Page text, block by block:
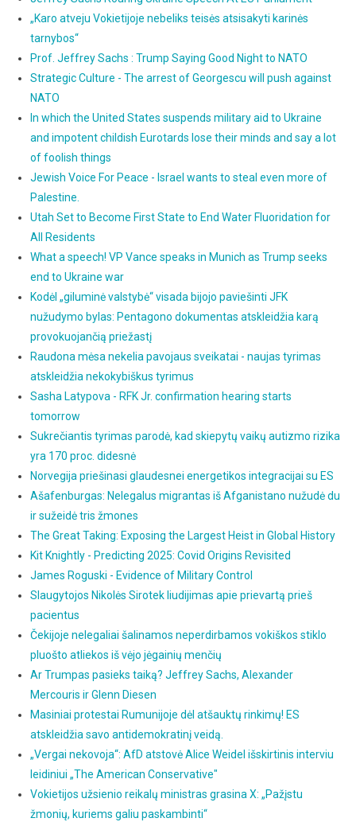
„Karo atveju Vokietijoje nebeliks teisės atsisakyti karinės
tarnybos“
Prof. Jeffrey Sachs : Trump Saying Good Night to NATO
Strategic Culture - The arrest of Georgescu will push against
NATO
In which the United States suspends military aid to Ukraine
and impotent childish Eurotards lose their minds and say a lot
of foolish things
Jewish Voice For Peace - Israel wants to steal even more of
Palestine.
Utah Set to Become First State to End Water Fluoridation for
All Residents
What a speech! VP Vance speaks in Munich as Trump seeks
end to Ukraine war
Kodėl „giluminė valstybė“ visada bijojo paviešinti JFK
nužudymo bylas: Pentagono dokumentas atskleidžia karą
provokuojančią priežastį
Raudona mėsa nekelia pavojaus sveikatai - naujas tyrimas
atskleidžia nekokybiškus tyrimus
Sasha Latypova - RFK Jr. confirmation hearing starts
tomorrow
Sukrečiantis tyrimas parodė, kad skiepytų vaikų autizmo rizika
yra 170 proc. didesnė
Norvegija priešinasi glaudesnei energetikos integracijai su ES
Ašafenburgas: Nelegalus migrantas iš Afganistano nužudė du
ir sužeidė tris žmones
The Great Taking: Exposing the Largest Heist in Global History
Kit Knightly - Predicting 2025: Covid Origins Revisited
James Roguski - Evidence of Military Control
Slaugytojos Nikolės Sirotek liudijimas apie prievartą prieš
pacientus
Čekijoje nelegaliai šalinamos neperdirbamos vokiškos stiklo
pluošto atliekos iš vėjo jėgainių menčių
Ar Trumpas pasieks taiką? Jeffrey Sachs, Alexander
Mercouris ir Glenn Diesen
Masiniai protestai Rumunijoje dėl atšauktų rinkimų! ES
atskleidžia savo antidemokratinį veidą.
„Vergai nekovoja“: AfD atstovė Alice Weidel išskirtinis interviu
leidiniui „The American Conservative"
Vokietijos užsienio reikalų ministras grasina X: „Pažįstu
žmonių, kuriems galiu paskambinti“